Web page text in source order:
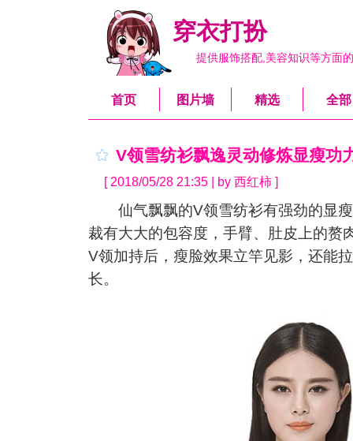
穿衣打扮
提供服饰搭配,美容知识等方面
首页 图片墙 精选 全部
V领雪纺衫飘逸灵动修炼显瘦功
[ 2018/05/28 21:35 | by 西红柿 ]
仙气飘飘的V领雪纺衫有强劲的显瘦
裁有大大的包容度，手臂、肚皮上的赘
V领加持后，瘦脸效果立竿见影，还能
长。